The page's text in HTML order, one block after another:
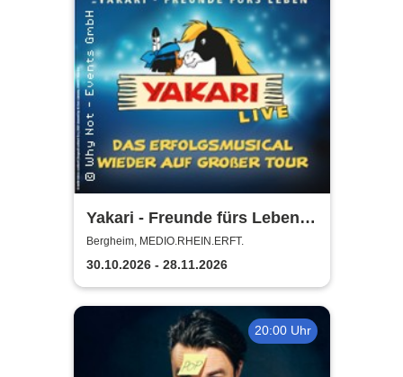
Yakari - Freunde fürs Leben -
Das Musical für die ganze
Familie
Bergheim, MEDIO.RHEIN.ERFT.
30.10.2026 - 28.11.2026
20:00 Uhr